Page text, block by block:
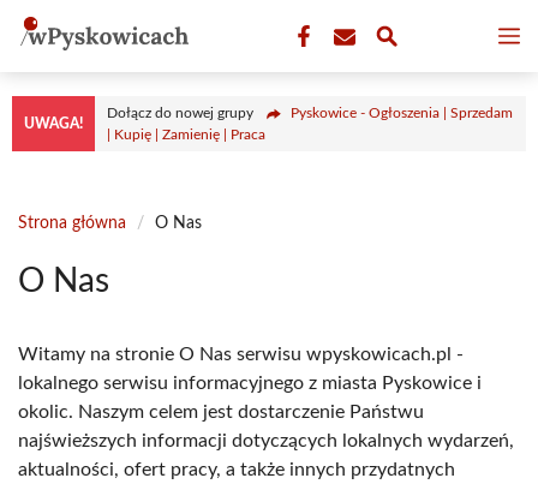
Przejdź
treści
UWAGA!
Dołącz do nowej grupy
Pyskowice - Ogłoszenia | Sprzedam
| Kupię | Zamienię | Praca
Strona główna / O Nas
O Nas
Witamy na stronie O Nas serwisu wpyskowicach.pl -
lokalnego serwisu informacyjnego z miasta Pyskowice i
okolic. Naszym celem jest dostarczenie Państwu
najświeższych informacji dotyczących lokalnych wydarzeń,
aktualności, ofert pracy, a także innych przydatnych